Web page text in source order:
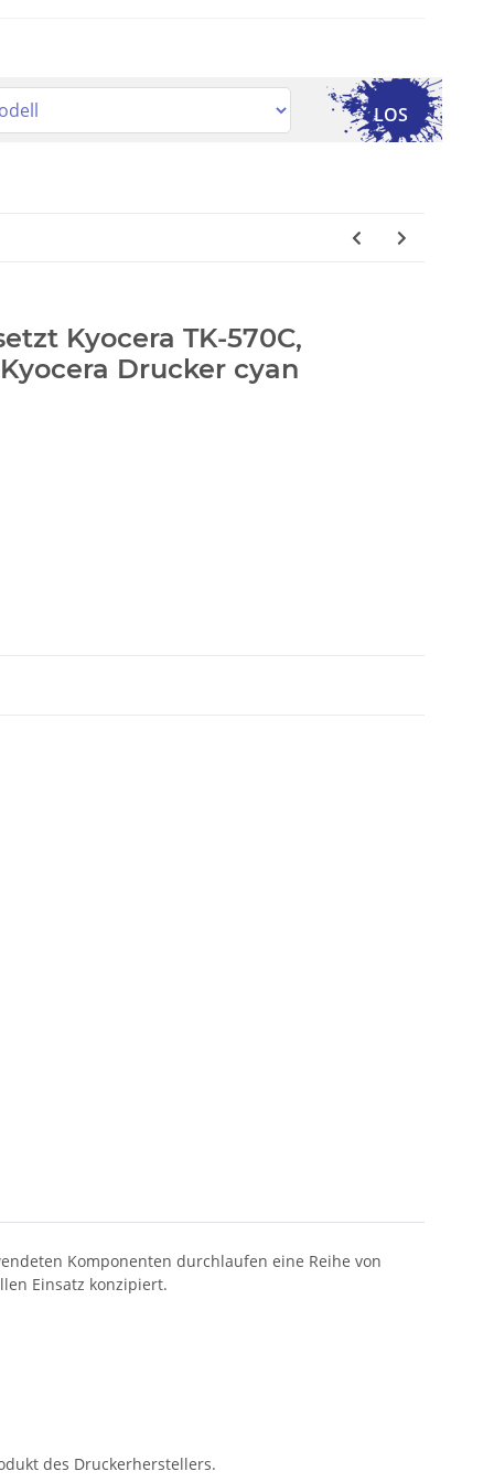
LOS
Kyocera TK-570C,
Drucker cyan
Komponenten durchlaufen eine Reihe von
Einsatz konzipiert.
des Druckerherstellers.